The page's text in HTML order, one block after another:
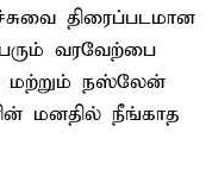
திரைப்படமான
வரவேற்பை
மற்றும் நஸ்லேன்
மனதில் நீங்காத